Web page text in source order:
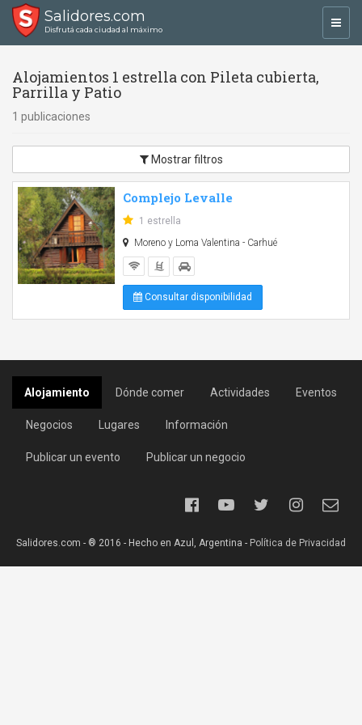
Salidores.com
Disfrutá cada ciudad al máximo
Alojamientos 1 estrella con Pileta cubierta,
Parrilla y Patio
1 publicaciones
Mostrar filtros
Complejo Levalle
1 estrella
Moreno y Loma Valentina - Carhué
Consultar disponibilidad
Alojamiento Dónde comer Actividades Eventos
Negocios Lugares Información
Publicar un evento Publicar un negocio
Salidores.com - ® 2016 - Hecho en Azul, Argentina - Política de Privacidad